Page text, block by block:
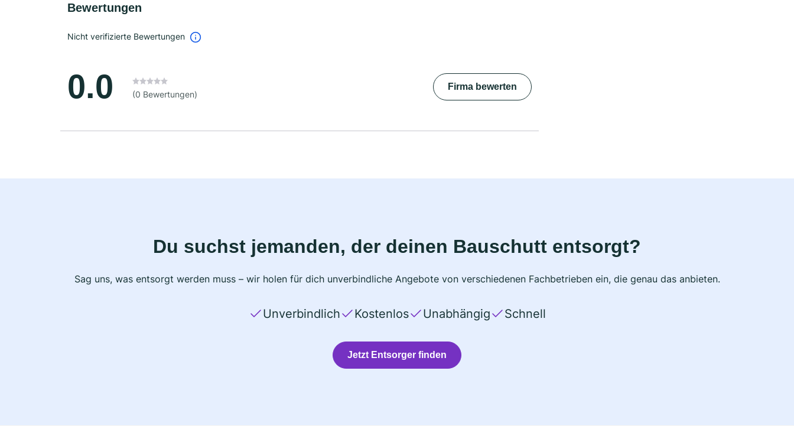
Bewertungen
Nicht verifizierte Bewertungen
0.0 (0 Bewertungen)
Firma bewerten
Du suchst jemanden, der deinen Bauschutt entsorgt?
Sag uns, was entsorgt werden muss – wir holen für dich unverbindliche Angebote von verschiedenen Fachbetrieben ein, die genau das anbieten.
Unverbindlich Kostenlos Unabhängig Schnell
Jetzt Entsorger finden